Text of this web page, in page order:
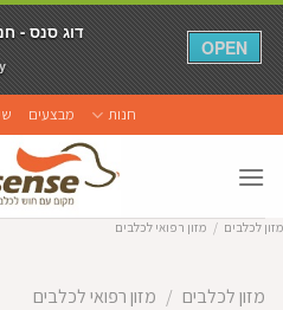
to
content
חנות מבצעים
מזון לכלבים / מזון רפואי לכלבים
מזון לכלבים / מזון רפואי לכלבים
דוג סנס -
OPEN
דוג סנס -
OPEN